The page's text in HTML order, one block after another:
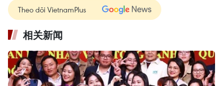
Theo dõi VietnamPlus
相关新闻